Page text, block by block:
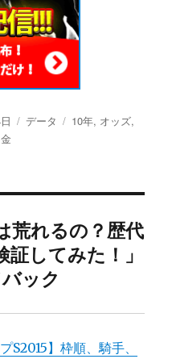
カ
ー
データ
タ
10年, オッズ,
荒れるの？歴代
してみた！」
ック
S2015】枠順、騎手、